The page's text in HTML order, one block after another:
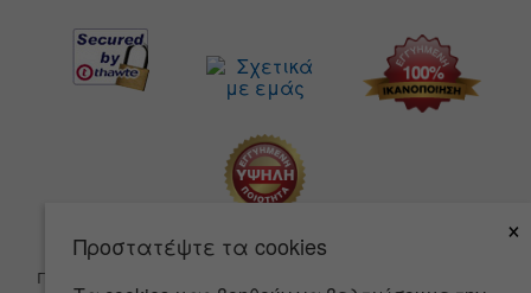
Προστατέψτε τα cookies
×
Προσαρμοστικότητα